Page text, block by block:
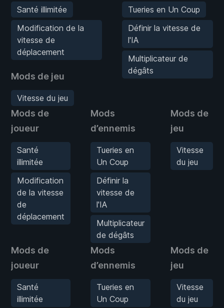
Santé illimitée
Modification de la
vitesse de
déplacement
Mods de jeu
Vitesse du jeu
Tueries en Un Coup
Définir la vitesse de
l'IA
Multiplicateur de
dégâts
Mods de
joueur
Santé
illimitée
Modification
de la vitesse
de
déplacement
Mods
d’ennemis
Tueries en
Un Coup
Définir la
vitesse de
l'IA
Multiplicateur
de dégâts
Mods de
jeu
Vitesse
du jeu
Mods de
joueur
Santé
illimitée
Mods
d’ennemis
Tueries en
Un Coup
Mods de
jeu
Vitesse
du jeu